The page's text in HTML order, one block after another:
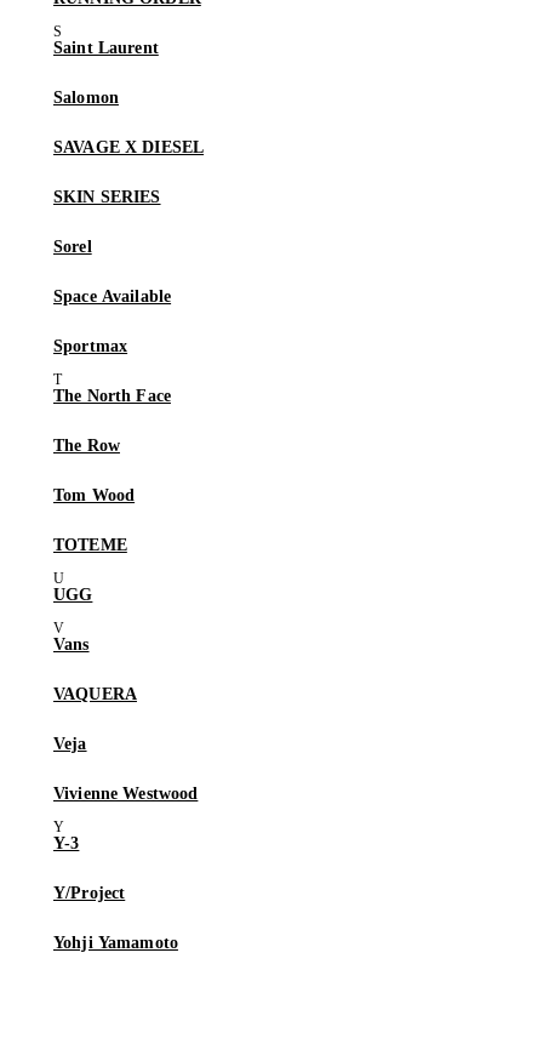
Saint Laurent
Salomon
SAVAGE X DIESEL
SKIN SERIES
Sorel
Space Available
Sportmax
The North Face
The Row
Tom Wood
TOTEME
UGG
Vans
VAQUERA
Veja
Vivienne Westwood
Y-3
Y/Project
Yohji Yamamoto